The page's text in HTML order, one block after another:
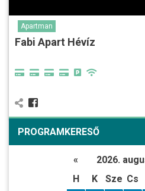
Apartman
Fabi Apart Hévíz
PROGRAMKERESŐ
« 2026.
H
K Sze Cs